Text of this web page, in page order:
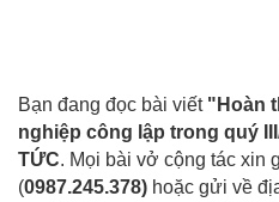
Bạn đang đọc bài viết "Hoàn
nghiệp công lập trong quý
TỨC. Mọi bài vở cộng tác xin
(0987.245.378) hoặc gửi về